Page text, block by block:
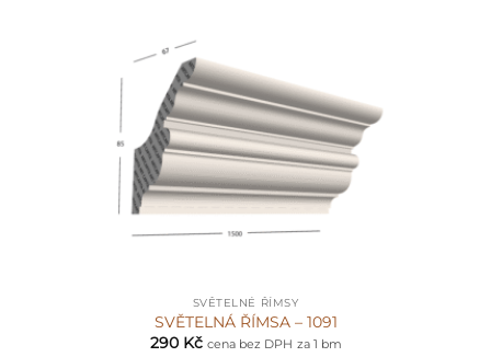
SVĚTELNÉ ŘÍMSY
SVĚTELNÁ ŘÍMSA – 1091
290 Kč cena bez DPH za 1 bm